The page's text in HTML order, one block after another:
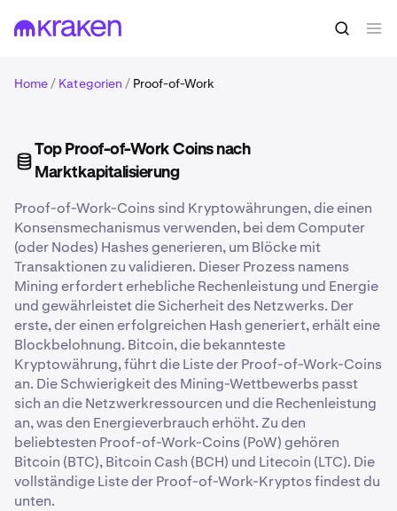
Home/ Kategorien / Proof-of-Work
Top Proof-of-Work Coins nach
Marktkapitalisierung
Proof-of-Work-Coins sind Kryptowährungen, die einen
Konsensmechanismus verwenden, bei dem Computer
(oder Nodes) Hashes generieren, um Blöcke mit
Transaktionen zu validieren. Dieser Prozess namens
Mining erfordert erhebliche Rechenleistung und Energie
und gewährleistet die Sicherheit des Netzwerks. Der
erste, der einen erfolgreichen Hash generiert, erhält eine
Blockbelohnung. Bitcoin, die bekannteste
Kryptowährung, führt die Liste der Proof-of-Work-Coins
an. Die Schwierigkeit des Mining-Wettbewerbs passt
sich an die Netzwerkressourcen und die Rechenleistung
an, was den Energieverbrauch erhöht. Zu den
beliebtesten Proof-of-Work-Coins (PoW) gehören
Bitcoin (BTC), Bitcoin Cash (BCH) und Litecoin (LTC). Die
vollständige Liste der Proof-of-Work-Kryptos findest du
unten.